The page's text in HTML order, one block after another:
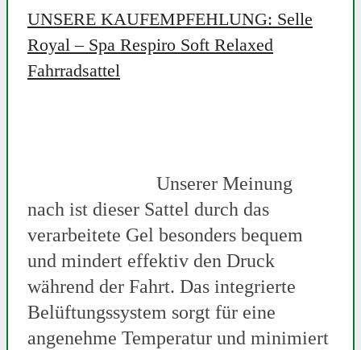
UNSERE KAUFEMPFEHLUNG: Selle
Royal – Spa Respiro Soft Relaxed
Fahrradsattel
Unserer Meinung
nach ist dieser Sattel durch das
verarbeitete Gel besonders bequem
und mindert effektiv den Druck
während der Fahrt. Das integrierte
Belüftungssystem sorgt für eine
angenehme Temperatur und minimiert